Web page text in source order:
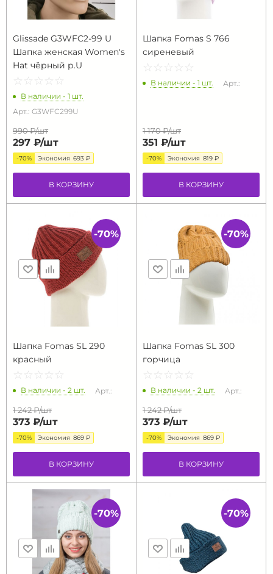
Glissade G3WFC2-99 U
Шапка женская Women's
Hat чёрный р.U
☆ ☆ ☆ ☆ ☆
★ ★ ★ ★ ★
В наличии - 1 шт.
Арт.: G3WFC299U
990 ₽/шт
297 ₽/шт
-70% Экономия 693 ₽
В КОРЗИНУ
Шапка Fomas S 766
сиреневый
☆ ☆ ☆ ☆ ☆
★ ★ ★ ★ ★
В наличии - 1 шт. Арт.:
1 170 ₽/шт
351 ₽/шт
-70% Экономия 819 ₽
В КОРЗИНУ
Шапка Fomas SL 290
красный
☆ ☆ ☆ ☆ ☆
★ ★ ★ ★ ★
В наличии - 2 шт. Арт.:
1 242 ₽/шт
373 ₽/шт
-70% Экономия 869 ₽
В КОРЗИНУ
-70%
Шапка Fomas SL 300
горчица
☆ ☆ ☆ ☆ ☆
★ ★ ★ ★ ★
В наличии - 2 шт. Арт.:
1 242 ₽/шт
373 ₽/шт
-70% Экономия 869 ₽
В КОРЗИНУ
-70%
-70% -70%